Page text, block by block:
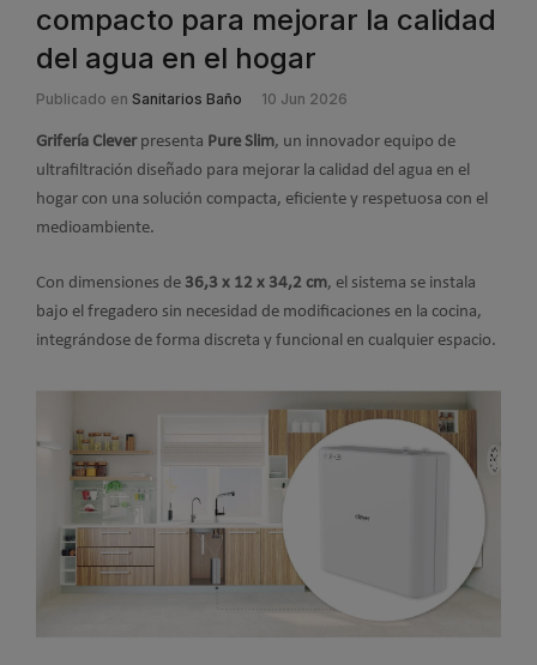
compacto para mejorar la calidad
del agua en el hogar
Publicado en Sanitarios Baño 10 Jun 2026
Grifería Cleverpresenta Pure Slim, un innovador equipo de
ultrafiltración diseñado para mejorar la calidad del agua en el
hogar con una solución compacta, eficiente y respetuosa con el
medioambiente.
Con dimensiones de 36,3 x 12 x 34,2 cm, el sistema se instala
bajo el fregadero sin necesidad de modificaciones en la cocina,
integrándose de forma discreta y funcional en cualquier espacio.